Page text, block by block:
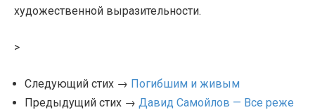
художественной выразительности.
>
Следующий стих → Погибшим и живым
Предыдущий стих → Давид Самойлов — Все реже